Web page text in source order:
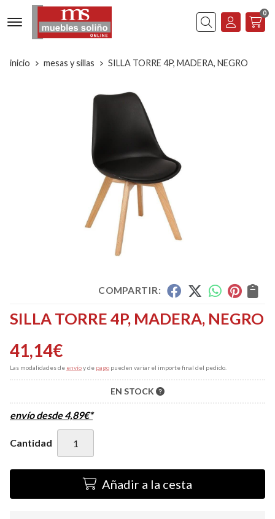
Buscar
0
inicio mesas y sillas SILLA TORRE 4P, MADERA, NEGRO
COMPARTIR:
SILLA TORRE 4P, MADERA, NEGRO
41,14€
Las modalidades de envíoy de pago pueden variar el importe final del pedido.
EN STOCK
envío desde4,89€*
Cantidad
Añadir a la cesta